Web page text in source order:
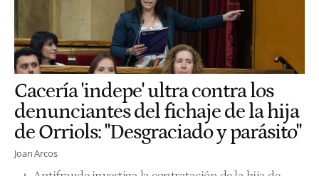
Cacería 'indepe' ultra contra los
denunciantes del fichaje de la hija
de Orriols: "Desgraciado y parásito"
Joan Arcos